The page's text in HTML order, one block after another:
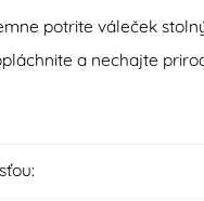
potrite váleček
a nechajte